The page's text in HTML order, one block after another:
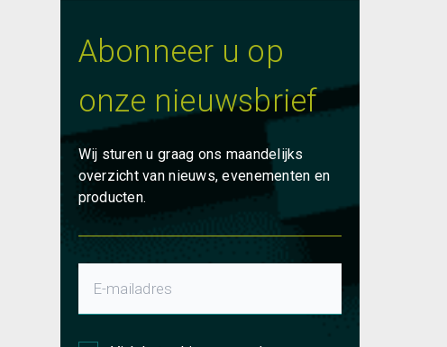
Abonneer u op
onze nieuwsbrief
Wij sturen u graag ons maandelijks
overzicht van nieuws, evenementen en
producten.